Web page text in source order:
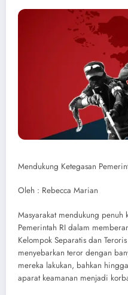
Mendukung Ketegasan
Oleh : Rebecca Marian
Masyarakat mendukung penuh
Pemerintah RI dalam
Kelompok Separatis dan
menyebarkan teror dengan
mereka lakukan, bahkan
aparat keamanan menjadi